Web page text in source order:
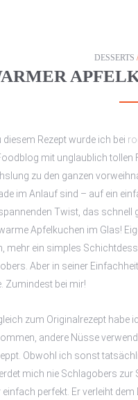
DESSERTS
diesem Rezept wurde ich bei
mit unglaublich tollen
zu den ganzen
im Anlauf sind – auf ein
Twist, das schnell
Apfelkuchen im Glas!
mehr ein simples
Aber in seiner
Zumindest bei mir!
zum Originalrezept habe
andere Nüsse
Obwohl ich sonst
mich nie Schlagobers zur
einfach perfekt. Er verleiht